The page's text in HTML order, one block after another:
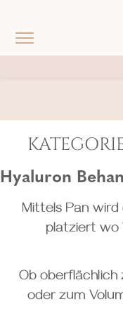
Hyaluron
Mittels Pan
platziert wo
Ob
oder zum